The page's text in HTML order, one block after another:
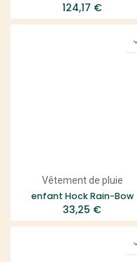
124,17 €
Vêtement de pluie
enfant Hock Rain-Bow
33,25 €